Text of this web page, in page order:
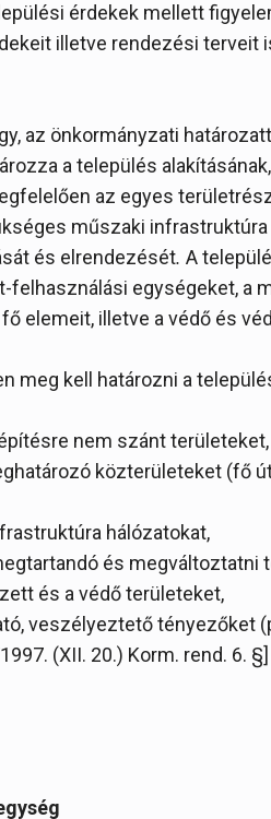
érdekek mellett
illetve rendezési terveit
az önkormányzati
a település
az egyes
műszaki
és elrendezését. A
felhasználási egységeket, a
elemeit, illetve a védő és
meg kell határozni a
nem szánt területeket,
közterületeket (fő
hálózatokat,
és megváltoztatni
és a védő területeket,
veszélyeztető tényezőket
(XII. 20.) Korm. rend. 6. §]